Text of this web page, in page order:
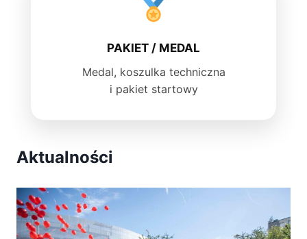
PAKIET / MEDAL
Medal, koszulka techniczna
i pakiet startowy
Aktualności